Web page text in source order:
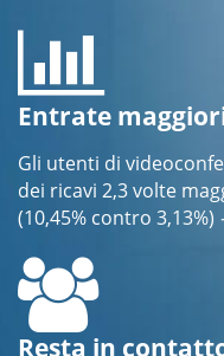
Entrate
Gli utenti di
dei ricavi 2,3 volte
(10,45% contro 3,13%)
Resta in